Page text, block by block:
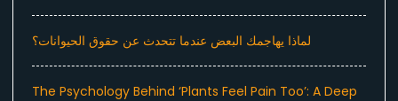
لماذا يهاجمك البعض عندما تتحدث عن حقوق الحيوانات؟
The Psychology Behind ‘Plants Feel Pain Too’: A Deep